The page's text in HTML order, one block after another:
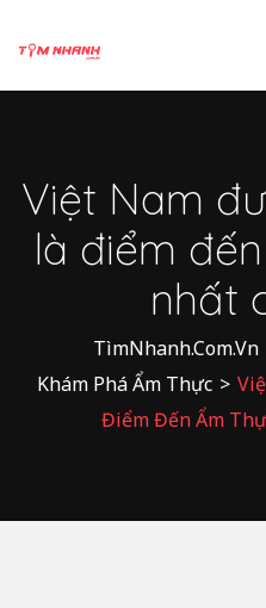
Việt Nam
là điểm
nhất
TìmNhanh.Com.Vn
Khám Phá Ẩm Thực >
Điểm Đến Ẩm